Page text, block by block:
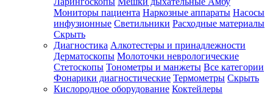
Мониторы пациента Наркозные аппараты Насосы
инфузионные Светильники Расходные материалы
Скрыть
Диагностика Алкотестеры и принадлежности
Дерматоскопы Молоточки неврологические
Стетоскопы Тонометры и манжеты Все категории
Фонарики диагностические Термометры Скрыть
Кислородное оборудование Коктейлеры